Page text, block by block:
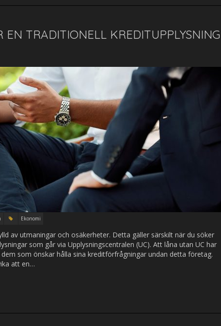
TRADITIONELL KREDITUPPLYSNING
Ekonomi
av utmaningar och osäkerheter. Detta gäller särskilt när du söker
som går via Upplysningscentralen (UC). Att låna utan UC har
som önskar hålla sina kreditförfrågningar undan detta företag.
att en…